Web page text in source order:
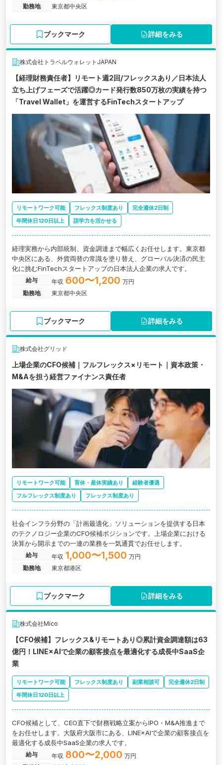
勤務地
東京都中央区
ブックマーク 詳細をみる
株式会社トラベルウォレットJAPAN
【経理財務責任者】リモート週2回/フレックスあり／日本法人
立ち上げフェーズで活躍◎カード発行数850万枚の実績を持つ
「Travel Wallet」を運営するFinTechスタートアップ
リモートワーク可能 フレックス制度あり
完全週休2日制
年間休日120日以上
語学力を活かせる
経理実務から内部統制、資金調達まで幅広くお任せします。東京都
中央区にある、外貨両替の常識を塗り替え、グローバル決済の民主
化に挑むFinTechスタートアップの日本法人企業の求人です。
給与 年収 600〜1,200 万円
勤務地
東京都中央区
ブックマーク 詳細をみる
株式会社グリッド
上場企業のCFO候補｜フルフレックス×リモート｜資本政策・
M&Aを担う経営ファイナンス責任者
リモートワーク可能 育休・産休実績あり
経験者優遇
フルフレックス制度あり
フレックス制度あり
社会インフラ分野の「計画最適化」ソリューションを提供する日本
のテクノロジー企業のCFO候補ポジションです。上場企業における
決算から開示までの一連の業務を一気通貫でお任せします。
給与 年収 1,000〜1,500 万円
勤務地
東京都港区
ブックマーク 詳細をみる
株式会社Mico
【CFO候補】フレックス&リモートあり◎累計資金調達額は63
億円！LINE×AIで企業の顧客接点を最適化する成長中SaaS企
業
リモートワーク可能 フレックス制度あり 副業相談可
完全週休2日制
年間休日120日以上
CFO候補として、CEO直下で財務戦略立案からIPO・M&A推進まで
をお任せします。大阪府大阪市にある、LINE×AIで企業の顧客接点を
最適化する成長中SaaS企業の求人です。
給与 年収 800〜2,000 万円